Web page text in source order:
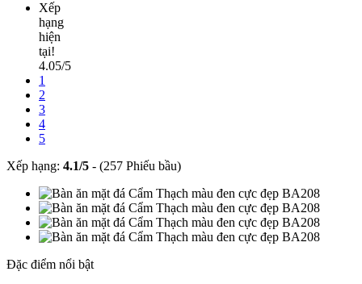
Xếp
hạng
hiện
tại!
4.05/5
1
2
3
4
5
Xếp hạng: 4.1/5 - (257 Phiếu bầu)
Đặc điểm nổi bật